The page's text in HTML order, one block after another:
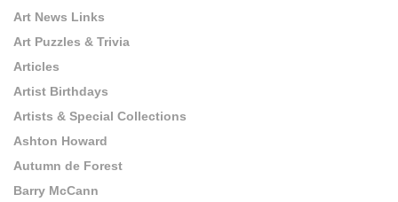
Art News Links
Art Puzzles & Trivia
Articles
Artist Birthdays
Artists & Special Collections
Ashton Howard
Autumn de Forest
Barry McCann